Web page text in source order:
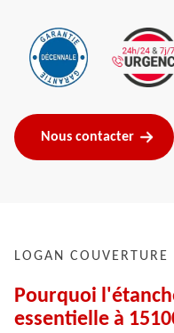
Nous contacter
LOGAN COUVERTURE
Pourquoi
essentielle à